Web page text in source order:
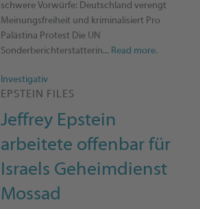
schwere Vorwürfe: Deutschland verengt
Meinungsfreiheit und kriminalisiert Pro
Palästina Protest Die UN
Sonderberichterstatterin... Read more.
Investigativ
EPSTEIN FILES
Jeffrey Epstein
arbeitete offenbar für
Israels Geheimdienst
Mossad